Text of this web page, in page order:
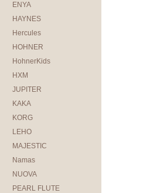
ENYA
HAYNES
Hercules
HOHNER
HohnerKids
HXM
JUPITER
KAKA
KORG
LEHO
MAJESTIC
Namas
NUOVA
PEARL FLUTE